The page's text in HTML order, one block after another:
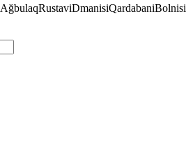
AğbulaqRustaviDmanisiQardabaniBolnisi